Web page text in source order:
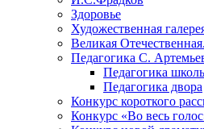
Здоровье
Художественная
Великая
Педагогика С.
Педагогика
Педагогика двора
Конкурс короткого
Конкурс «Во весь